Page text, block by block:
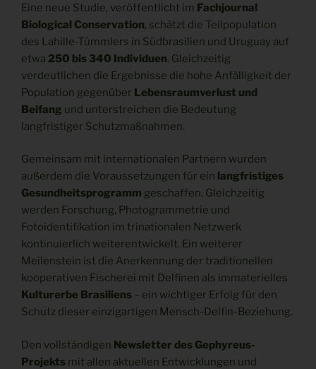
Eine neue Studie, veröffentlicht im Fachjournal
Biological Conservation, schätzt die Teilpopulation
des Lahille-Tümmlers in Südbrasilien und Uruguay auf
etwa 250 bis 340 Individuen. Gleichzeitig
verdeutlichen die Ergebnisse die hohe Anfälligkeit der
Population gegenüber Lebensraumverlust und
Beifang und unterstreichen die Bedeutung
langfristiger Schutzmaßnahmen.
Gemeinsam mit internationalen Partnern wurden
außerdem die Voraussetzungen für ein langfristiges
Gesundheitsprogramm geschaffen. Gleichzeitig
werden Forschung, Photogrammetrie und
Fotoidentifikation im trinationalen Netzwerk
kontinuierlich weiterentwickelt. Ein weiterer
Meilenstein ist die Anerkennung der traditionellen
kooperativen Fischerei mit Delfinen als immaterielles
Kulturerbe Brasiliens – ein wichtiger Erfolg für den
Schutz dieser einzigartigen Mensch-Delfin-Beziehung.
Den vollständigen Newsletter des Gephyreus-
Projekts mit allen aktuellen Entwicklungen und